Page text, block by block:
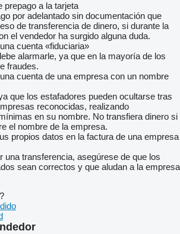
prepago a la tarjeta
por adelantado sin documentación que
de transferencia de dinero, si durante la
el vendedor ha surgido alguna duda.
cuenta «fiduciaria»
alarmarle, ya que en la mayoría de los
fraudes.
cuenta de una empresa con un nombre
que los estafadores pueden ocultarse tras
reconocidas, realizando
en su nombre. No transfiera dinero si
el nombre de la empresa.
propios datos en la factura de una empresa
una transferencia, asegúrese de que los
sean correctos y que aludan a la empresa